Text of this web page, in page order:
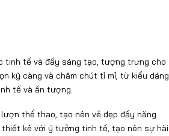
tinh tế và đầy sáng tạo, tượng trưng cho
kỹ càng và chăm chút tỉ mỉ, từ kiểu dáng
tế và ấn tượng.
thể thao, tạo nên vẻ đẹp đầy năng
kế với ý tưởng tinh tế, tạo nên sự hài